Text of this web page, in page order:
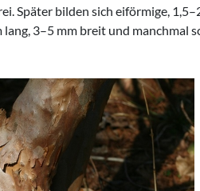
Später bilden sich eiförmige,
3–5 mm breit und manchmal